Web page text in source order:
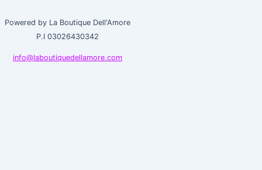
Powered by La Boutique Dell'Amore
P.I 03026430342
info@laboutiquedellamore.com